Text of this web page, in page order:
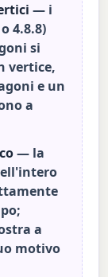
— i
4.8.8)
si
vertice,
e un
a
— la
a
motivo